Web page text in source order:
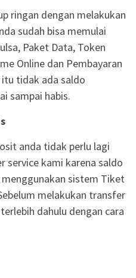
ringan dengan melakukan
sudah bisa memulai
Paket Data, Token
Online dan Pembayaran
itu tidak ada saldo
sampai habis.
anda tidak perlu lagi
service kami karena saldo
sistem Tiket
melakukan transfer
dahulu dengan cara